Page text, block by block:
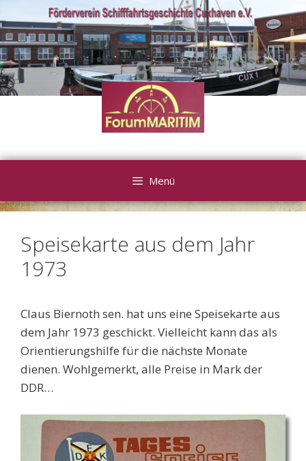
Inhalt
springen
Menü
Speisekarte aus dem Jahr
1973
Claus Biernoth sen. hat uns eine Speisekarte aus
dem Jahr 1973 geschickt. Vielleicht kann das als
Orientierungshilfe für die nächste Monate
dienen. Wohlgemerkt, alle Preise in Mark der
DDR…